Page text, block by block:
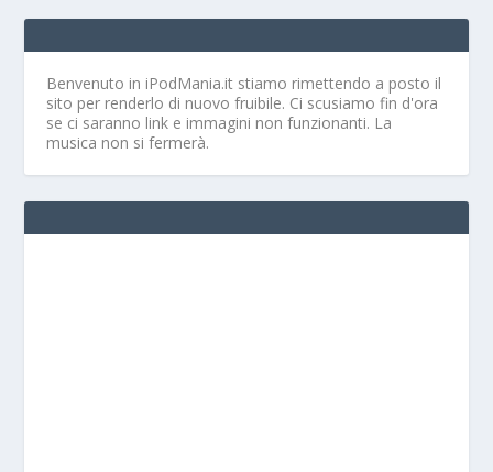
Benvenuto in iPodMania.it stiamo rimettendo a posto il
sito per renderlo di nuovo fruibile. Ci scusiamo fin d'ora
se ci saranno link e immagini non funzionanti. La
musica non si fermerà.